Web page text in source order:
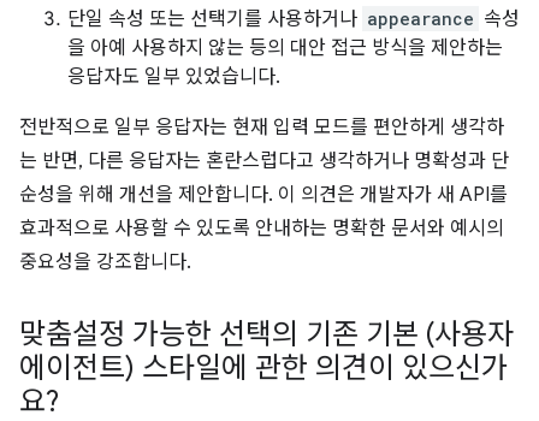
단일 속성 또는 선택기를 사용하거나 appearance 속성
을 아예 사용하지 않는 등의 대안 접근 방식을 제안하는
응답자도 일부 있었습니다.
전반적으로 일부 응답자는 현재 입력 모드를 편안하게 생각하
는 반면, 다른 응답자는 혼란스럽다고 생각하거나 명확성과 단
순성을 위해 개선을 제안합니다. 이 의견은 개발자가 새 API를
효과적으로 사용할 수 있도록 안내하는 명확한 문서와 예시의
중요성을 강조합니다.
맞춤설정 가능한 선택의 기존 기본 (사용자
에이전트) 스타일에 관한 의견이 있으신가
요?